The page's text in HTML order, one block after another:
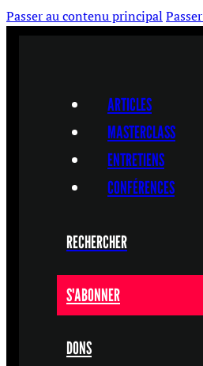
Passer au contenu principal
ARTICLES
MASTERCLASS
ENTRETIENS
CONFÉRENCES
RECHERCHER
S'ABONNER
DONS